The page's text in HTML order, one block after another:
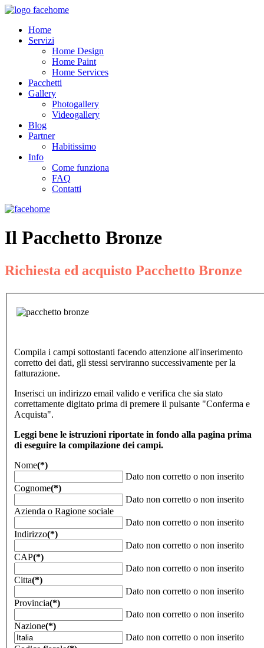
Home
Servizi
Home Design
Home Paint
Home Services
Pacchetti
Gallery
Photogallery
Videogallery
Blog
Partner
Habitissimo
Info
Come funziona
FAQ
Contatti
Il Pacchetto Bronze
Richiesta ed acquisto Pacchetto Bronze
Compila i campi sottostanti facendo attenzione all'inserimento
corretto dei dati, gli stessi serviranno successivamente per la
fatturazione.
Inserisci un indirizzo email valido e verifica che sia stato
correttamente digitato prima di premere il pulsante "Conferma e
Acquista".
Leggi bene le istruzioni riportate in fondo alla pagina prima
di eseguire la compilazione dei campi.
Nome(*)
Dato non corretto o non inserito
Cognome(*)
Dato non corretto o non inserito
Azienda o Ragione sociale
Dato non corretto o non inserito
Indirizzo(*)
Dato non corretto o non inserito
CAP(*)
Dato non corretto o non inserito
Citta(*)
Dato non corretto o non inserito
Provincia(*)
Dato non corretto o non inserito
Nazione(*)
Dato non corretto o non inserito